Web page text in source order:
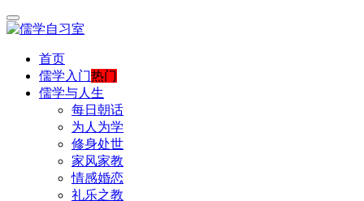
首页
儒学入门热门
儒学与人生
每日朝话
为人为学
修身处世
家风家教
情感婚恋
礼乐之教